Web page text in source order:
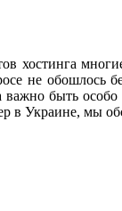
хостинга
не обошлось
важно быть
в Украине, мы